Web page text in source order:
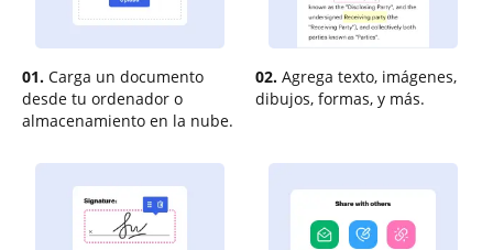
01. Carga un documento
desde tu ordenador o
almacenamiento en la nube.
02. Agrega texto, imágenes,
dibujos, formas, y más.